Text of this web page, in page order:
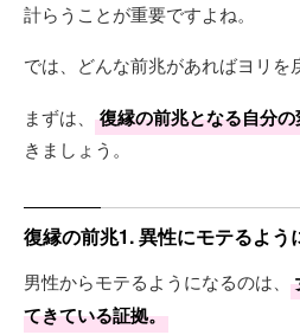
計らうことが重要ですよね。
では、どんな前兆があればヨリを
まずは、 復縁の前兆となる自分
きましょう。
復縁の前兆1. 異性にモテるよう
男性からモテるようになるのは、
てきている証拠。